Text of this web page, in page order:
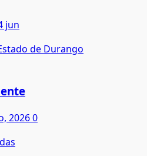
de Durango
20260